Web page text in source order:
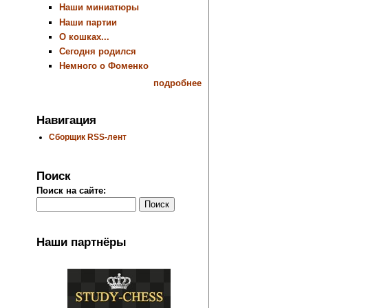
Наши миниатюры
Наши партии
О кошках...
Сегодня родился
Немного о Фоменко
подробнее
Навигация
Сборщик RSS-лент
Поиск
Поиск на сайте:
Наши партнёры